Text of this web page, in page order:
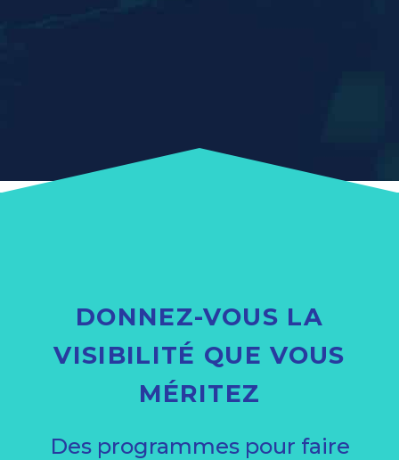
DONNEZ-VOUS LA
VISIBILITÉ QUE VOUS
MÉRITEZ
Des programmes pour faire